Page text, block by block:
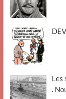
Les
.